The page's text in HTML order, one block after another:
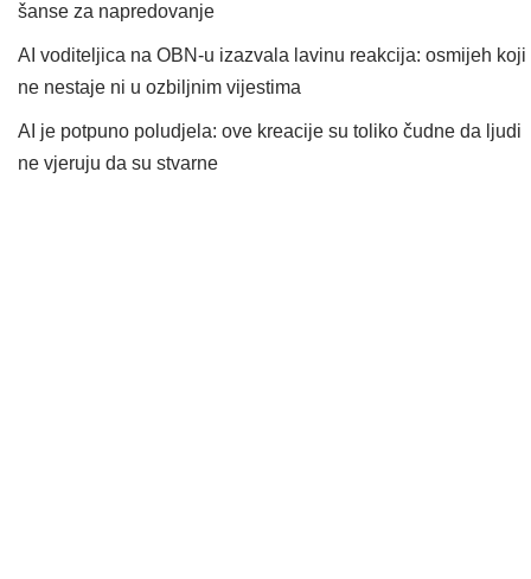
šanse za napredovanje
AI voditeljica na OBN-u izazvala lavinu reakcija: osmijeh koji
ne nestaje ni u ozbiljnim vijestima
AI je potpuno poludjela: ove kreacije su toliko čudne da ljudi
ne vjeruju da su stvarne